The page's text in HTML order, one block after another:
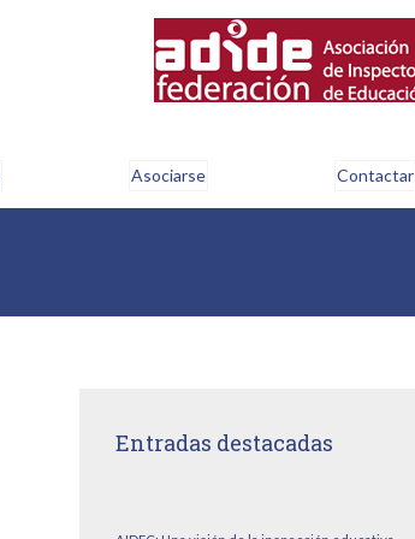
Asociarse Contactar
Entradas destacadas